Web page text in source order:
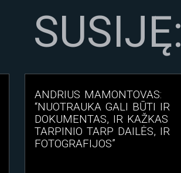
SUSIJĘ:
ANDRIUS MAMONTOVAS:
“NUOTRAUKA GALI BŪTI IR
DOKUMENTAS, IR KAŽKAS
TARPINIO TARP DAILĖS, IR
FOTOGRAFIJOS”